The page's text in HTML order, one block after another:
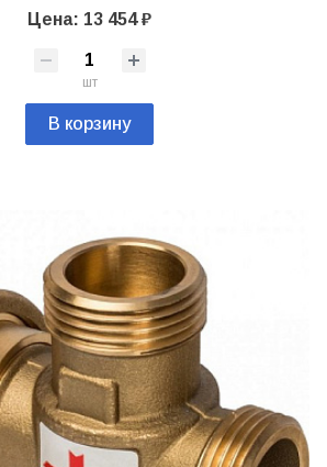
Цена: 13 454 ₽
шт
В корзину